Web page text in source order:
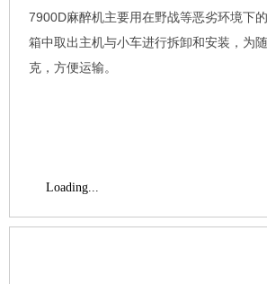
7900D麻醉机主要用在野战等恶劣环境下
箱中取出主机与小车进行拆卸和安装，为
克，方便运输。
Loading...